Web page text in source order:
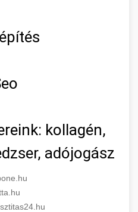
kollagén,
adójogász